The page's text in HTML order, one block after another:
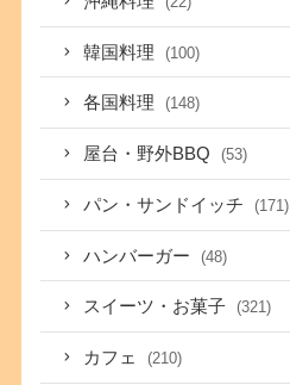
韓国料理 (100)
各国料理 (148)
屋台・野外BBQ (53)
パン・サンドイッチ (171)
ハンバーガー (48)
スイーツ・お菓子 (321)
カフェ (210)